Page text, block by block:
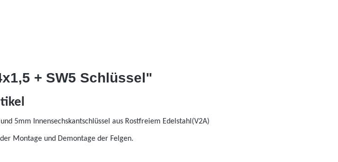
+ SW5 Schlüssel"
5mm Innensechskantschlüssel aus Rostfreiem Edelstahl(V2A)
Montage und Demontage der Felgen.